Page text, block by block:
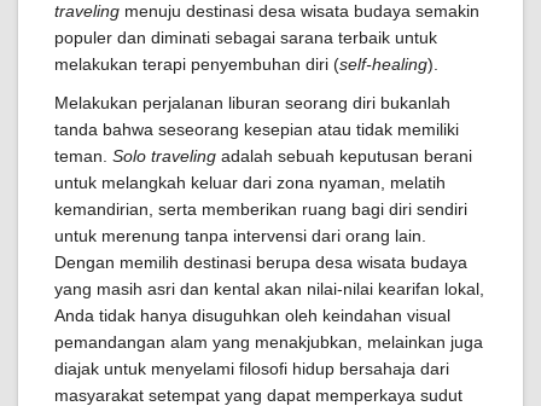
traveling menuju destinasi desa wisata budaya semakin
populer dan diminati sebagai sarana terbaik untuk
melakukan terapi penyembuhan diri (self-healing).
Melakukan perjalanan liburan seorang diri bukanlah
tanda bahwa seseorang kesepian atau tidak memiliki
teman. Solo traveling adalah sebuah keputusan berani
untuk melangkah keluar dari zona nyaman, melatih
kemandirian, serta memberikan ruang bagi diri sendiri
untuk merenung tanpa intervensi dari orang lain.
Dengan memilih destinasi berupa desa wisata budaya
yang masih asri dan kental akan nilai-nilai kearifan lokal,
Anda tidak hanya disuguhkan oleh keindahan visual
pemandangan alam yang menakjubkan, melainkan juga
diajak untuk menyelami filosofi hidup bersahaja dari
masyarakat setempat yang dapat memperkaya sudut